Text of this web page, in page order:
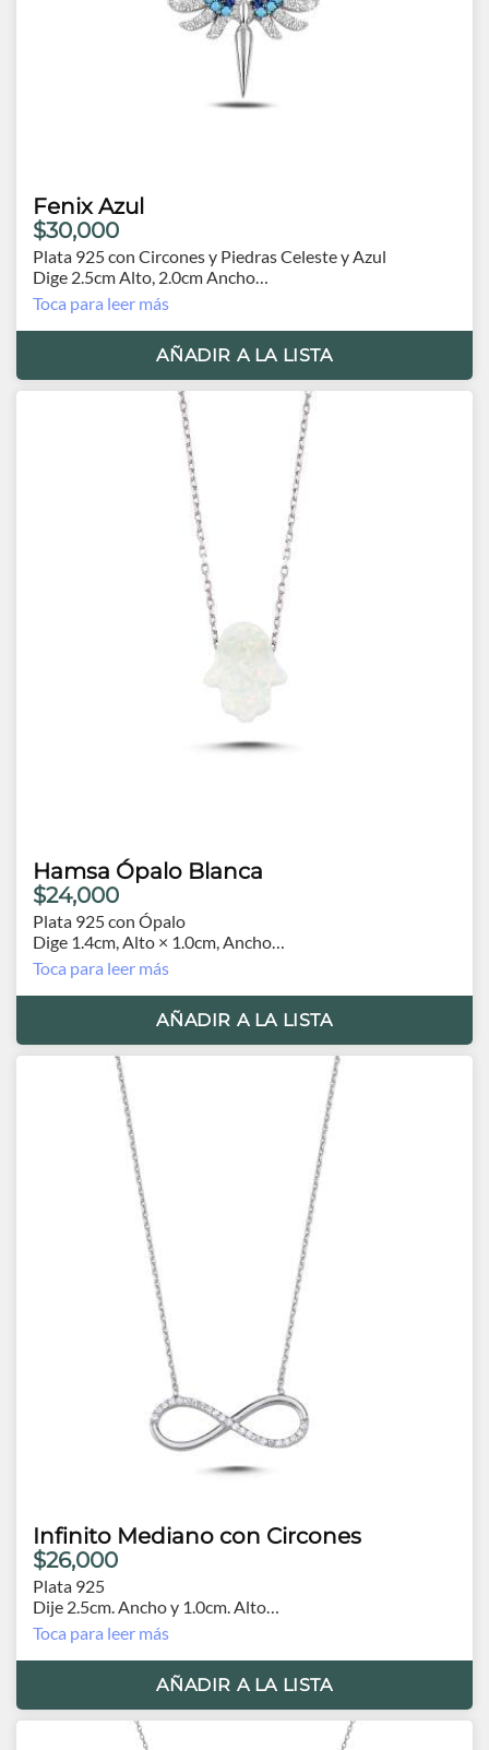
Fenix Azul
$30,000
Plata 925 con Circones y Piedras Celeste y Azul
Dige 2.5cm Alto, 2.0cm Ancho
Cadena 42cm. y Extensión de 5.0cm.
Toca para leer más
AÑADIR A LA LISTA
Hamsa Ópalo Blanca
$24,000
Plata 925 con Ópalo
Dige 1.4cm, Alto × 1.0cm, Ancho
Cadena 44cm.
Toca para leer más
AÑADIR A LA LISTA
Infinito Mediano con Circones
$26,000
Plata 925
Dije 2.5cm. Ancho y 1.0cm. Alto
Cadena 44cm.
Toca para leer más
AÑADIR A LA LISTA